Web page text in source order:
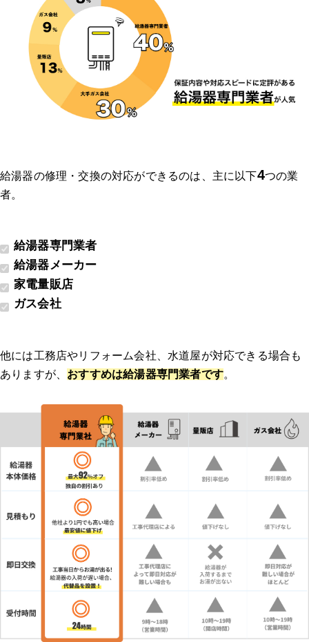
給湯器の修理・交換の対応ができるのは、主に以下4つの業
者。
給湯器専門業者
給湯器メーカー
家電量販店
ガス会社
他には工務店やリフォーム会社、水道屋が対応できる場合も
ありますが、 おすすめは給湯器専門業者です。